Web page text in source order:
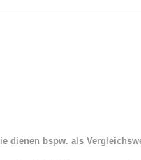
dienen bspw. als